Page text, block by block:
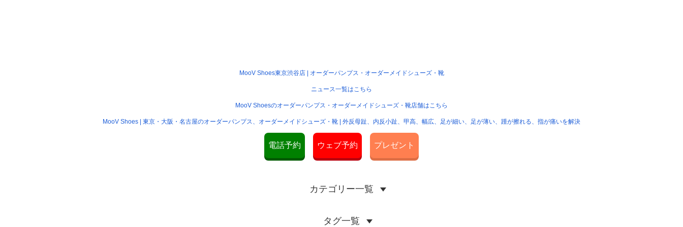
MooV Shoes東京渋谷店 | オーダーパンプス・オーダーメイドシューズ・靴
ニュース一覧はこちら
MooV Shoesのオーダーパンプス・オーダーメイドシューズ・靴店舗はこちら
MooV Shoes | 東京・大阪・名古屋のオーダーパンプス、オーダーメイドシューズ・靴 | 外反母趾、内反小趾、甲高、幅広、足が細い、足が薄い、踵が擦れる、指が痛いを解決
電話予約 ウェブ予約 プレゼント
カテゴリー一覧
タグ一覧